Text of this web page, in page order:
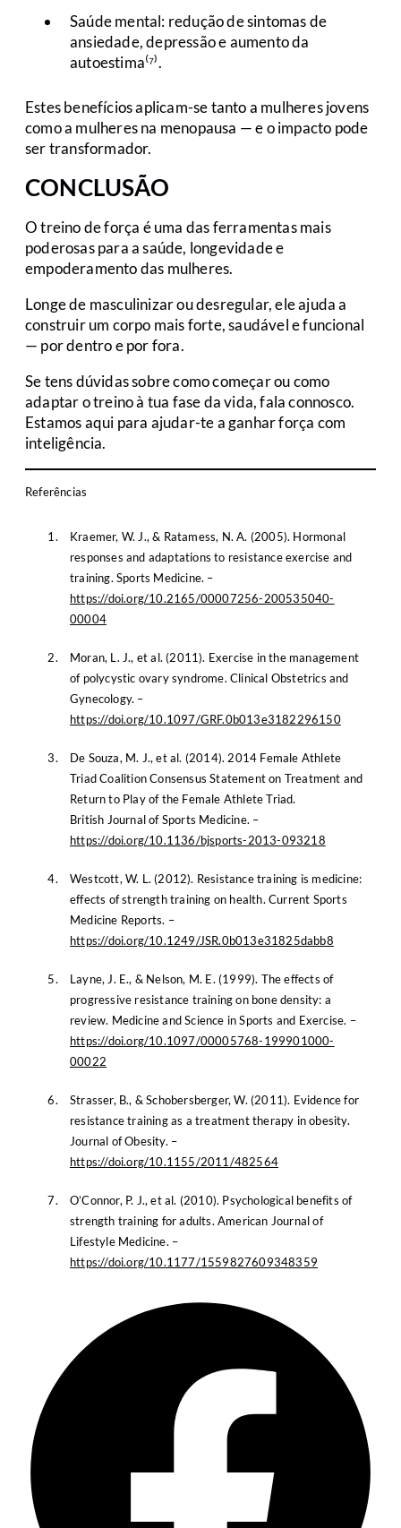
Saúde mental: redução de sintomas de
ansiedade, depressão e aumento da
autoestima⁽⁷⁾.
Estes benefícios aplicam-se tanto a mulheres jovens
como a mulheres na menopausa — e o impacto pode
ser transformador.
CONCLUSÃO
O treino de força é uma das ferramentas mais
poderosas para a saúde, longevidade e
empoderamento das mulheres.
Longe de masculinizar ou desregular, ele ajuda a
construir um corpo mais forte, saudável e funcional
— por dentro e por fora.
Se tens dúvidas sobre como começar ou como
adaptar o treino à tua fase da vida, fala connosco.
Estamos aqui para ajudar-te a ganhar força com
inteligência.
Referências
Kraemer, W. J., & Ratamess, N. A. (2005). Hormonal
responses and adaptations to resistance exercise and
training. Sports Medicine. –
https://doi.org/10.2165/00007256-200535040-
00004
Moran, L. J., et al. (2011). Exercise in the management
of polycystic ovary syndrome. Clinical Obstetrics and
Gynecology. –
https://doi.org/10.1097/GRF.0b013e3182296150
De Souza, M. J., et al. (2014). 2014 Female Athlete
Triad Coalition Consensus Statement on Treatment and
Return to Play of the Female Athlete Triad.
British Journal of Sports Medicine. –
https://doi.org/10.1136/bjsports-2013-093218
Westcott, W. L. (2012). Resistance training is medicine:
effects of strength training on health. Current Sports
Medicine Reports. –
https://doi.org/10.1249/JSR.0b013e31825dabb8
Layne, J. E., & Nelson, M. E. (1999). The effects of
progressive resistance training on bone density: a
review. Medicine and Science in Sports and Exercise. –
https://doi.org/10.1097/00005768-199901000-
00022
Strasser, B., & Schobersberger, W. (2011). Evidence for
resistance training as a treatment therapy in obesity.
Journal of Obesity. –
https://doi.org/10.1155/2011/482564
O’Connor, P. J., et al. (2010). Psychological benefits of
strength training for adults. American Journal of
Lifestyle Medicine. –
https://doi.org/10.1177/1559827609348359